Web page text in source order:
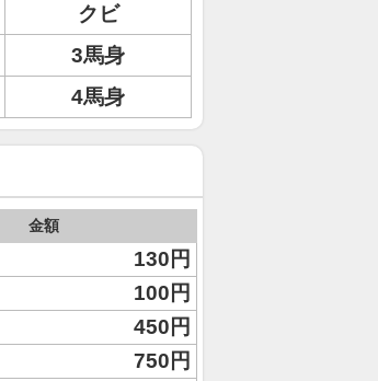
クビ
3馬身
4馬身
金額
130円
100円
450円
750円